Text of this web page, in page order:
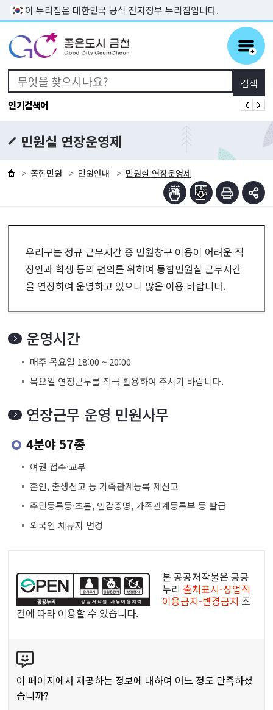
본문 바로가기
이 누리집은 대한민국 공식 전자정부 누리집입니다.
인기검색어
민원실 연장운영제
종합민원 민원안내 민원실 연장운영제
우리구는 정규 근무시간 중 민원창구 이용이 어려운 직
장인과 학생 등의 편의를 위하여 통합민원실 근무시간
을 연장하여 운영하고 있으니 많은 이용 바랍니다.
운영시간
매주 목요일 18:00 ~ 20:00
목요일 연장근무를 적극 활용하여 주시기 바랍니다.
연장근무 운영 민원사무
4분야 57종
여권 접수·교부
혼인, 출생신고 등 가족관계등록 제신고
주민등록등·초본, 인감증명, 가족관계등록부 등 발급
외국인 체류지 변경
공
리
공
저
작
물
본 공공저작물은 공공
누리 출처표시-상업적
이용금지-변경금지 조
건에 따라 이용할 수 있습니다.
텐
츠
만
이 페이지에서 제공하는 정보에 대하여 어느 정도 만족하셨
습니까?